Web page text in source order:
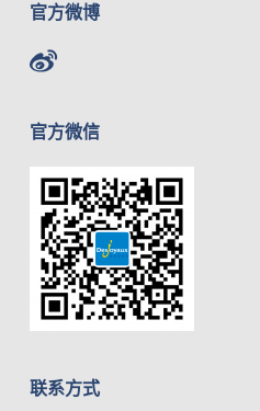
官方微博
官方微信
联系方式